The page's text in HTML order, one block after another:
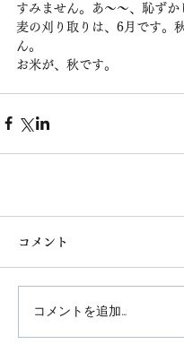
すみません。あ〜〜、恥ずか
麦の刈り取りは、6月です。
ん。
お米が、秋です。
コメント
コメントを追加…